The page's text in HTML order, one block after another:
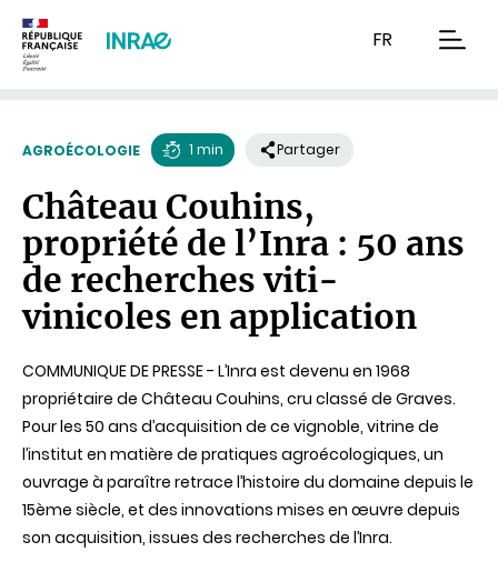
FR
AGROÉCOLOGIE
de
lecture
1 min Partager
Château Couhins,
propriété de l’Inra : 50 ans
de recherches viti-
vinicoles en application
COMMUNIQUE DE PRESSE - L’Inra est devenu en 1968
propriétaire de Château Couhins, cru classé de Graves.
Pour les 50 ans d’acquisition de ce vignoble, vitrine de
l’institut en matière de pratiques agroécologiques, un
ouvrage à paraître retrace l’histoire du domaine depuis le
15ème siècle, et des innovations mises en œuvre depuis
son acquisition, issues des recherches de l’Inra.